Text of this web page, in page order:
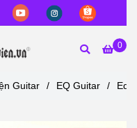
0
Guitar / EQ Guitar / Eq